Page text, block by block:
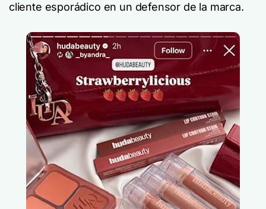
cliente esporádico en un defensor de la marca.